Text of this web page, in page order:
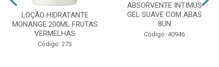
LOÇÃO HIDRATANTE
MONANGE 200ML FRUTAS
VERMELHAS
Código: 273
ABSORVENTE INTIMUS
GEL SUAVE COM ABAS
8UN
Código: 40946